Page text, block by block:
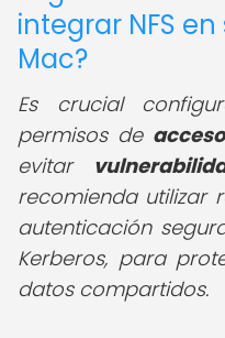
integrar NFS
Mac?
Es crucial
permisos de acceso
evitar
recomienda utilizar
autenticación
Kerberos, para
datos compartidos.